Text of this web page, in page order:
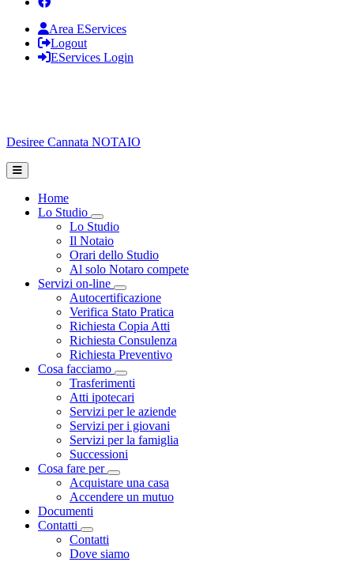
Area EServices
Logout
EServices Login
Desiree Cannata NOTAIO
Home
Lo Studio
Toggle Dropdown
Lo Studio
Il Notaio
Orari dello Studio
Al solo Notaro compete
Servizi on-line
Toggle Dropdown
Autocertificazione
Verifica Stato Pratica
Richiesta Copia Atti
Richiesta Consulenza
Richiesta Preventivo
Cosa facciamo
Toggle Dropdown
Trasferimenti
Atti ipotecari
Servizi per le aziende
Servizi per i giovani
Servizi per la famiglia
Successioni
Cosa fare per
Toggle Dropdown
Acquistare una casa
Accendere un mutuo
Documenti
Contatti
Toggle Dropdown
Contatti
Dove siamo